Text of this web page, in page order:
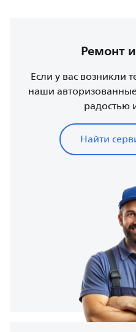
Ремонт
Если у вас возникли
наши
радостью
Найти